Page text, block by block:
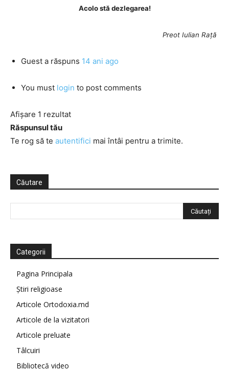
Acolo stă dezlegarea!
Preot Iulian Rață
Guest a răspuns 14 ani ago
You must login to post comments
Afișare 1 rezultat
Răspunsul tău
Te rog să te autentifici mai întâi pentru a trimite.
Căutare
Categorii
Pagina Principala
Știri religioase
Articole Ortodoxia.md
Articole de la vizitatori
Articole preluate
Tâlcuiri
Bibliotecă video